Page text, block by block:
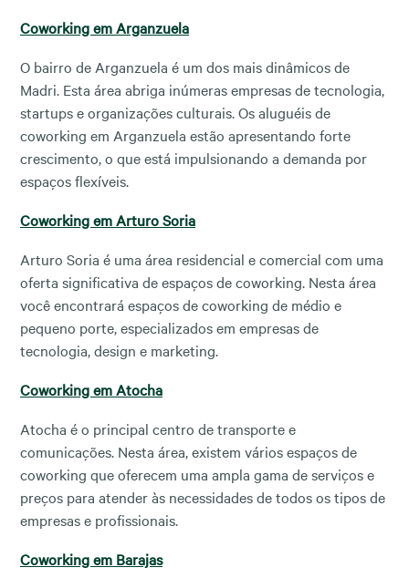
Coworking em Arganzuela
O bairro de Arganzuela é um dos mais dinâmicos de
Madri. Esta área abriga inúmeras empresas de tecnologia,
startups e organizações culturais. Os aluguéis de
coworking em Arganzuela estão apresentando forte
crescimento, o que está impulsionando a demanda por
espaços flexíveis.
Coworking em Arturo Soria
Arturo Soria é uma área residencial e comercial com uma
oferta significativa de espaços de coworking. Nesta área
você encontrará espaços de coworking de médio e
pequeno porte, especializados em empresas de
tecnologia, design e marketing.
Coworking em Atocha
Atocha é o principal centro de transporte e
comunicações. Nesta área, existem vários espaços de
coworking que oferecem uma ampla gama de serviços e
preços para atender às necessidades de todos os tipos de
empresas e profissionais.
Coworking em Barajas